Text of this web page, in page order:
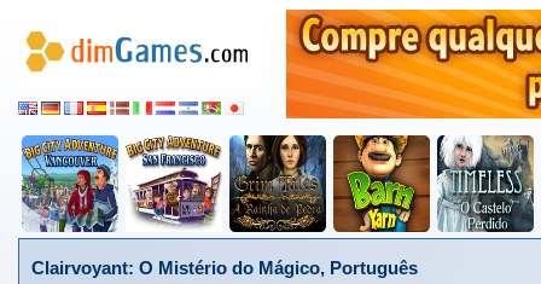
Clairvoyant: O Mistério do Mágico, Português